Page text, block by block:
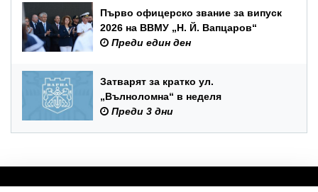
Първо офицерско звание за випуск
2026 на ВВМУ „Н. Й. Вапцаров“
Преди един ден
Затварят за кратко ул.
„Вълноломна“ в неделя
Преди 3 дни